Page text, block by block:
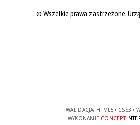
© Wszelkie prawa zastrzeżone,
WALIDACJA: HTML5+ CSS3 +
WYKONANIE CONCEPT